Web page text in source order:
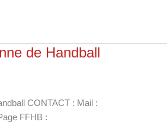
de Handball
CONTACT : Mail :
FFHB :